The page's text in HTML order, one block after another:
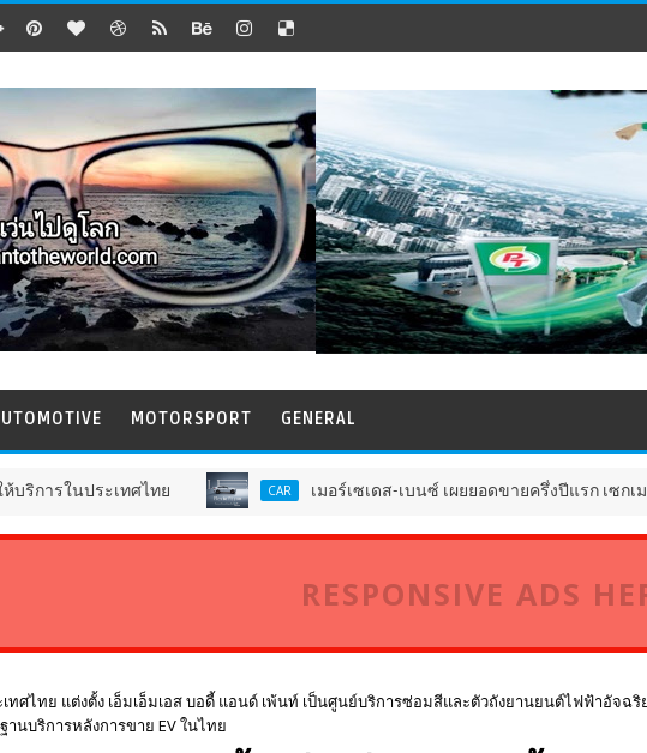
MOTORSPORT GENERAL
เทศไทย เมอร์เซเดส-เบนซ์ เผยยอดขายครึ่งปีแรก เซกเมนต์ BEV ใ
RESPONSIVE ADS
เทศไทย แต่งตั้ง เอ็มเอ็มเอส บอดี้ แอนด์ เพ้นท์ เป็นศูนย์บริการซ่อมสีและตัวถังยานยนต์ไฟฟ้าอัจฉริ
นบริการหลังการขาย EV ในไทย